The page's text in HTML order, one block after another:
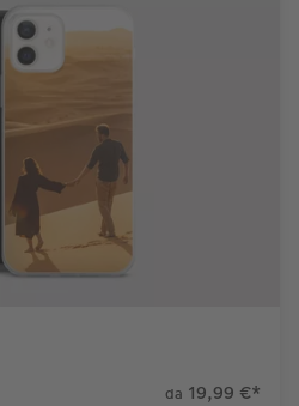
da 19,99 €*